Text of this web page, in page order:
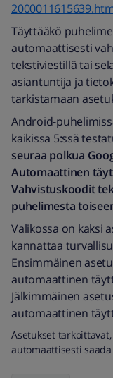
Täyttääkö
automaattisesti
tekstiviestillä tai
asiantuntija ja
tarkistamaan
Android-
kaikissa 5:ssä
seuraa polkua
Automaattinen
Vahvistuskoodit
puhelimesta
Valikossa on kaksi
kannattaa
Ensimmäinen
automaattinen
Jälkimmäinen
automaattinen
Asetukset
automaattisesti